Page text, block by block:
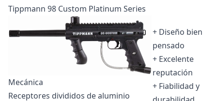
Tippmann 98 Custom Platinum Series
Mecánica
Receptores divididos de aluminio
+ Diseño bien
pensado
+ Excelente
reputación
+ Fiabilidad y